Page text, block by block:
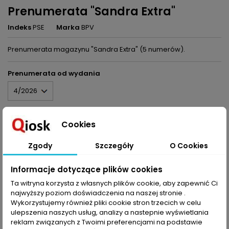
Prenumerata "Sandra Extra"
IndeksPSE Marka BPV
Prenumerata magazynu "Sandra Extra" (5 numerów).
Prenumerata od wydania
55,00 zł Brutto
 Dodaj do koszyka
Udostępnij
OPIS SZCZEGÓŁY PRODUKTU
Cookies
Zgody Szczegóły O Cookies
Informacje dotyczące plików cookies
Ta witryna korzysta z własnych plików cookie, aby zapewnić Ci
najwyższy poziom doświadczenia na naszej stronie .
Wykorzystujemy również pliki cookie stron trzecich w celu
ulepszenia naszych usług, analizy a nastepnie wyświetlania
reklam związanych z Twoimi preferencjami na podstawie